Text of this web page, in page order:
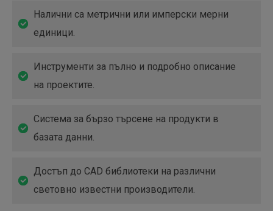
Налични са метрични или имперски мерни
единици.
Инструменти за пълно и подробно описание
на проектите.
Система за бързо търсене на продукти в
базата данни.
Достъп до CAD библиотеки на различни
световно известни производители.